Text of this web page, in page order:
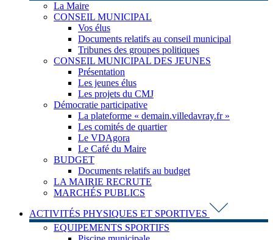
La Maire
CONSEIL MUNICIPAL
Vos élus
Documents relatifs au conseil municipal
Tribunes des groupes politiques
CONSEIL MUNICIPAL DES JEUNES
Présentation
Les jeunes élus
Les projets du CMJ
Démocratie participative
La plateforme « demain.villedavray.fr »
Les comités de quartier
Le VDAgora
Le Café du Maire
BUDGET
Documents relatifs au budget
LA MAIRIE RECRUTE
MARCHÉS PUBLICS
ACTIVITÉS PHYSIQUES ET SPORTIVES
EQUIPEMENTS SPORTIFS